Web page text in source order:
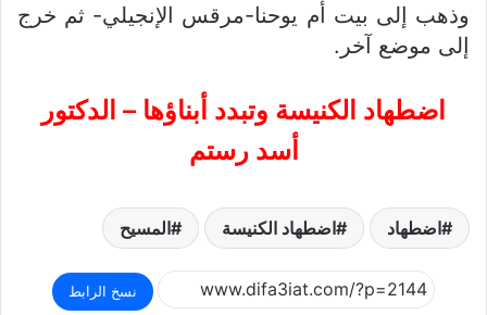
وذهب إلى بيت أم يوحنا-مرقس الإنجيلي- ثم خرج
إلى موضع آخر.
اضطهاد الكنيسة وتبدد أبناؤها – الدكتور
أسد رستم
اضطهاد اضطهاد الكنيسة المسيح
نسخ الرابط